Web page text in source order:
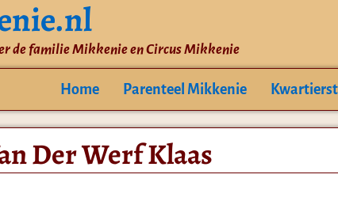
de familie Mikkenie en Circus Mikkenie
Home Parenteel Mikkenie
Der Werf Klaas